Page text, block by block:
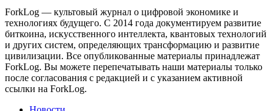
ForkLog — культовый журнал о цифровой экономике и
технологиях будущего. С 2014 года документируем развитие
биткоина, искусственного интеллекта, квантовых технологий
и других систем, определяющих трансформацию и развитие
цивилизации. Все опубликованные материалы принадлежат
ForkLog. Вы можете перепечатывать наши материалы только
после согласования с редакцией и с указанием активной
ссылки на ForkLog.